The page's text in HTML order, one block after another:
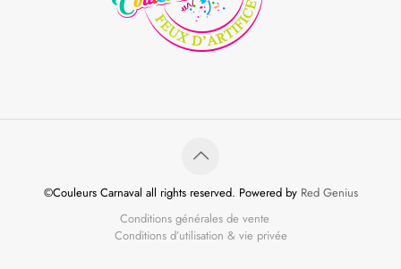
©Couleurs Carnaval all rights reserved. Powered by Red Genius
Conditions générales de vente
Conditions d’utilisation & vie privée